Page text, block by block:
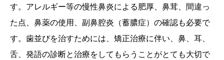
す。アレルギー等の慢性鼻炎による肥厚、鼻茸、間違っ
た点、鼻薬の使用、副鼻腔炎（蓄膿症）の確認も必要で
す。歯並びを治すためには、矯正治療に伴い、鼻、耳、
舌、発語の診断と治療をしてもらうことがとても大切で